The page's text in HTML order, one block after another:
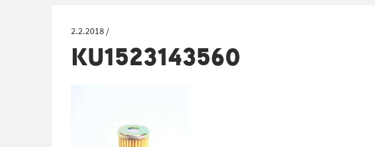
2.2.2018 /
KU1523143560